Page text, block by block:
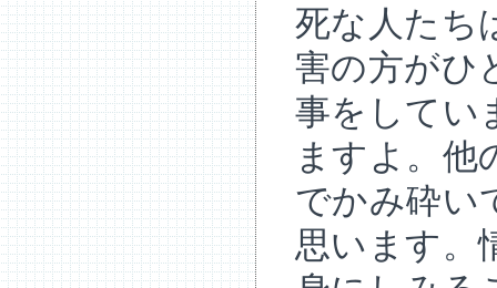
死な人たち
害の方がひ
事をしてい
ますよ。他
でかみ砕い
思います。